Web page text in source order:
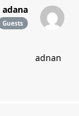
adana
Guests
adnan